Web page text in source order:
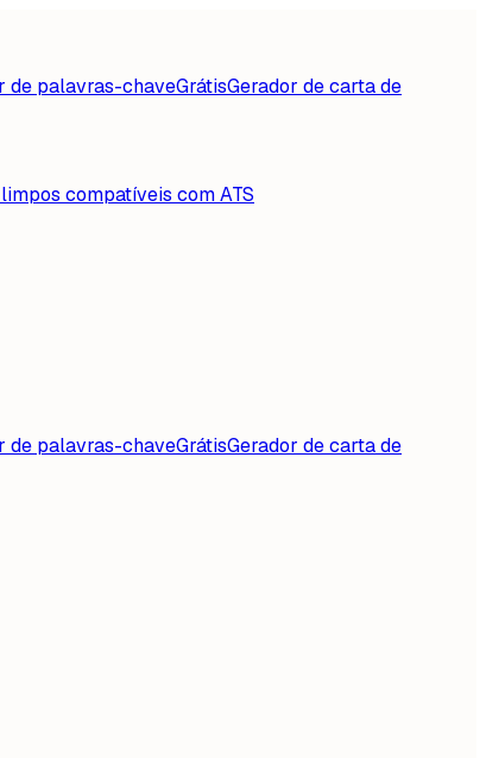
de palavras-chaveGrátisGerador de carta de
compatíveis com ATS
de palavras-chaveGrátisGerador de carta de